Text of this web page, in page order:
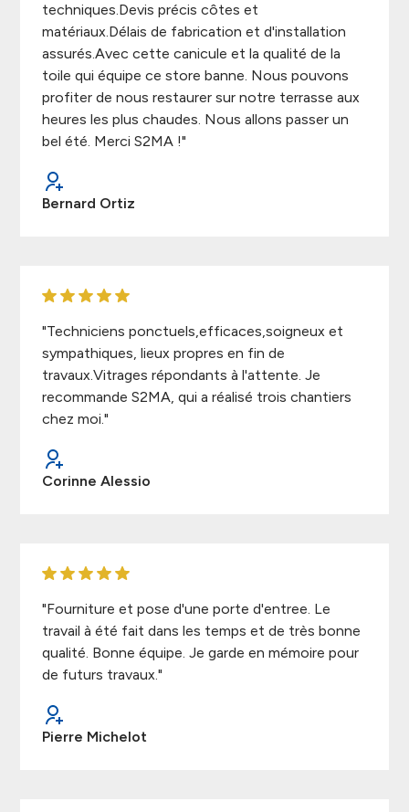
techniques.Devis précis côtes et
matériaux.Délais de fabrication et d'installation
assurés.Avec cette canicule et la qualité de la
toile qui équipe ce store banne. Nous pouvons
profiter de nous restaurer sur notre terrasse aux
heures les plus chaudes. Nous allons passer un
bel été. Merci S2MA !"
Bernard Ortiz
"Techniciens ponctuels,efficaces,soigneux et
sympathiques, lieux propres en fin de
travaux.Vitrages répondants à l'attente. Je
recommande S2MA, qui a réalisé trois chantiers
chez moi."
Corinne Alessio
"Fourniture et pose d'une porte d'entree. Le
travail à été fait dans les temps et de très bonne
qualité. Bonne équipe. Je garde en mémoire pour
de futurs travaux."
Pierre Michelot